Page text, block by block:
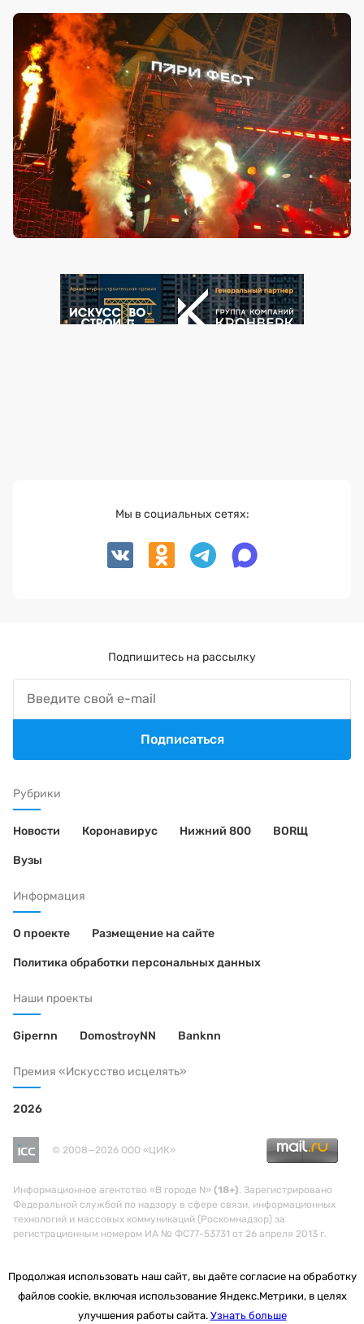
Рубрики
Новости Коронавирус Нижний 800 BORЩ
Вузы
Информация
О проекте Размещение на сайте
Политика обработки персональных данных
Наши проекты
Gipernn DomostroyNN Banknn
Премия «Искусство исцелять»
2026
© 2008—2026 ООО «ЦИК»
Информационное агентство «В городе N» (18+). Зарегистрировано
Федеральной службой по надзору в сфере связи, информационных
технологий и массовых коммуникаций (Роскомнадзор) за
регистрационным номером ИА № ФС77-53731 от 26 апреля 2013 г.
Мы в социальных сетях:
Подпишитесь на рассылку
Подписаться
Продолжая использовать наш сайт, вы даёте согласие на обработку
файлов cookie, включая использование Яндекс.Метрики, в целях
улучшения работы сайта. Узнать больше